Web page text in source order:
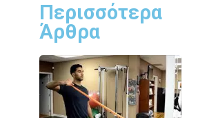
Περισσότερα
Άρθρα